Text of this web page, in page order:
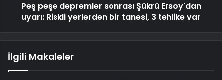
Peş peşe depremler sonrası Şükrü Ersoy'dan
uyarı: Riskli yerlerden bir tanesi, 3 tehlike var
İlgili Makaleler